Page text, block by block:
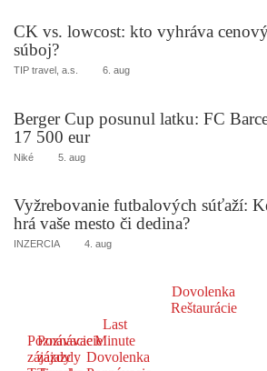
CK vs. lowcost: kto vyhráva
súboj?
TIP travel, a.s. 6. aug
Berger Cup posunul latku: FC
17 500 eur
Niké 5. aug
Vyžrebovanie futbalových súťaží:
hrá vaše mesto či dedina?
INZERCIA 4. aug
Dovolenka
Reštaurácie
Poznávacie
zájazdy
Poznávacie
zájazdy
Last
Minute
Dovolenka